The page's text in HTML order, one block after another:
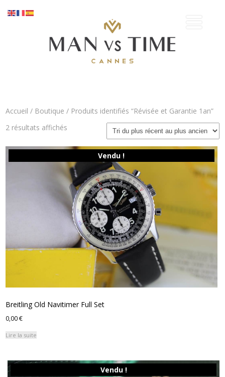
Accueil / Boutique / Produits identifiés “Révisée et Garantie 1an”
2 résultats affichés
plus
au
plus
ancien
Vendu !
Breitling Old Navitimer Full Set
0,00€
Lire la suite
Vendu !